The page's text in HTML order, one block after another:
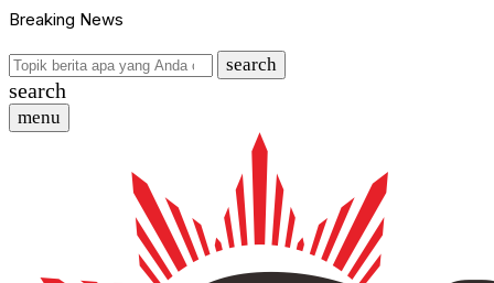
Breaking News
search
search
menu